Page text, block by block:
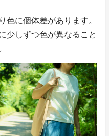
に個体差があります。
少しずつ色が異なること